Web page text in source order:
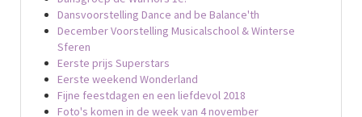
Dansvoorstelling Dance and be Balance'th
December Voorstelling Musicalschool & Winterse
Sferen
Eerste prijs Superstars
Eerste weekend Wonderland
Fijne feestdagen en een liefdevol 2018
Foto's komen in de week van 4 november